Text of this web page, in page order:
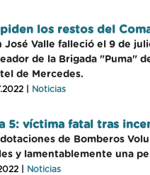
los restos del
José Valle falleció el 9 de
de la Brigada "Puma"
de Mercedes.
| Noticias
5: víctima fatal tras
dotaciones de Bomberos
y lamentablemente una
| Noticias